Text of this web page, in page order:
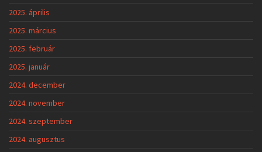
2025. április
2025. március
2025. február
2025. január
2024. december
2024. november
2024. szeptember
2024. augusztus